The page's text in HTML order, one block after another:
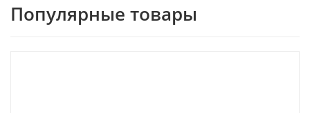
Популярные товары